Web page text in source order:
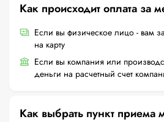
Как происходит оплата за
Если вы физическое лицо - вам
на карту
Если вы компания или
деньги на расчетный счет
Как выбрать пункт приема